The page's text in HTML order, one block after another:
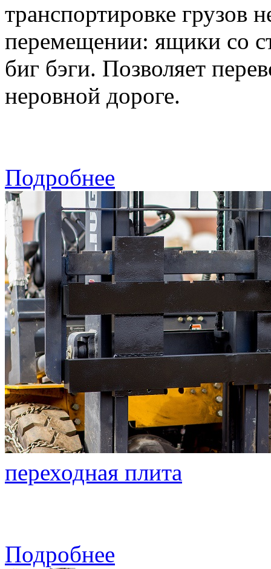
транспортировке грузов
перемещении: ящики со
биг бэги. Позволяет
неровной дороге.
Подробнее
переходная плита
Подробнее